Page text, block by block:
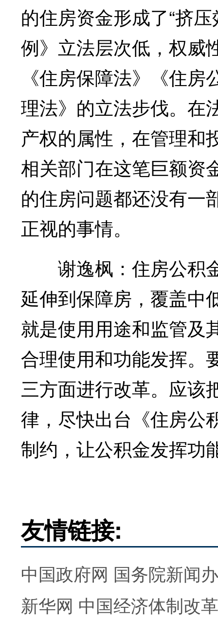
的住房资金形成了“挤
例》立法层次低，权威
《住房保障法》《住
理法》的立法步伐。在
产权的属性，在管理和
相关部门在这笔巨额资
的住房问题都还没有一
正视的事情。
谢逸枫：住房公积
延伸到保障房，覆盖中
就是使用用途和监管及
合理使用和功能发挥。
三方面进行改革。应该
律，尽快出台《住房公
制约，让公积金发挥功
友情链接:
中国政府网 国务院新闻
新华网 中国经济体制改